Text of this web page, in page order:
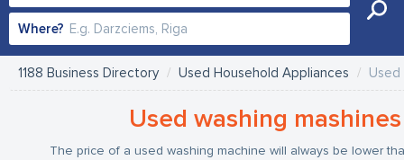
Where?
1188 Business Directory Used Household Appliances Used
Used washing mashines
The price of a used washing machine will always be lower